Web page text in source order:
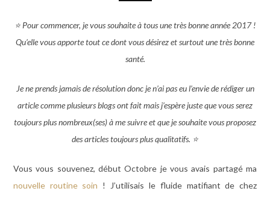
⭐️ Pour commencer, je vous souhaite à tous une très bonne année 2017 !
Qu’elle vous apporte tout ce dont vous désirez et surtout une très bonne
santé.
Je ne prends jamais de résolution donc je n’ai pas eu l’envie de rédiger un
article comme plusieurs blogs ont fait mais j’espère juste que vous serez
toujours plus nombreux(ses) à me suivre et que je souhaite vous proposez
des articles toujours plus qualitatifs. ⭐️
Vous vous souvenez, début Octobre je vous avais partagé ma
nouvelle routine soin ! J’utilisais le fluide matifiant de chez